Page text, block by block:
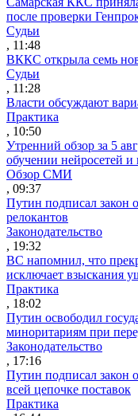
после проверки
Судьи
, 11:48
ВККС открыла семь
Судьи
, 11:28
Власти обсуждают
Практика
, 10:50
Утренний обзор за 5
обучении нейросетей
Обзор СМИ
, 09:37
Путин подписал закон
релокантов
Законодательство
, 19:32
ВС напомнил, что
исключает взыскания
Практика
, 18:02
Путин освободил
миноритариям при
Законодательство
, 17:16
Путин подписал закон
всей цепочке поставок
Практика